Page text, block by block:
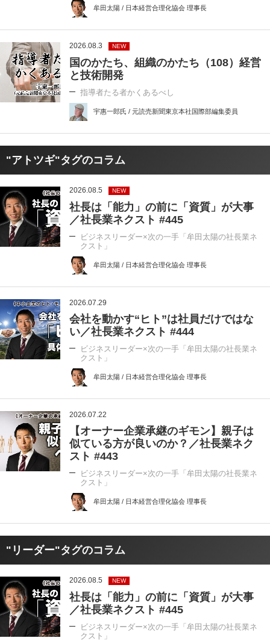
牟田太陽 / 日本経営合理化協会 理事長
2026.08.3 NEW
国のかたち、組織のかたち（108）経営
と技術開発
指導者たる者かくあるべし
宇惠一郎氏 / 元読売新聞東京本社国際部編集委員
"アトツギ"タグのコラム
2026.08.5 NEW
社長は「能力」の前に「資質」が大事
／社長業ネクスト #445
ビジネスリーダー×次の一手「牟田太陽の社長業ネ
クスト」
牟田太陽 / 日本経営合理化協会 理事長
2026.07.29
会社を動かす“ヒト”は社員だけではな
い／社長業ネクスト #444
ビジネスリーダー×次の一手「牟田太陽の社長業ネ
クスト」
牟田太陽 / 日本経営合理化協会 理事長
2026.07.22
【オーナー企業承継のギモン】親子は
似ている方が良いのか？／社長業ネク
スト #443
ビジネスリーダー×次の一手「牟田太陽の社長業ネ
クスト」
牟田太陽 / 日本経営合理化協会 理事長
"リーダー"タグのコラム
2026.08.5 NEW
社長は「能力」の前に「資質」が大事
／社長業ネクスト #445
ビジネスリーダー×次の一手「牟田太陽の社長業ネ
クスト」